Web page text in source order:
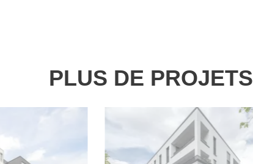
PLUS DE PROJETS